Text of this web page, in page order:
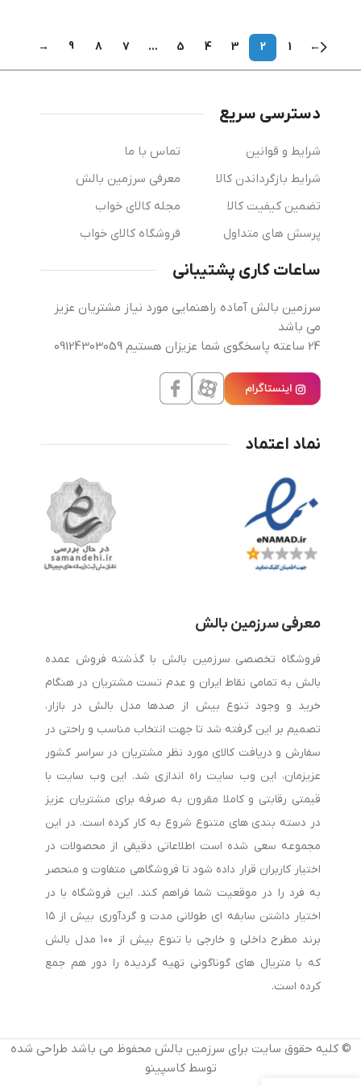
←
1
2
3
4
5
…
7
8
9
→
دسترسی سریع
شرایط و قوانین
شرایط بازگرداندن کالا
تضمین کیفیت کالا
پرسش های متداول
تماس با ما
معرفی سرزمین بالش
مجله کالای خواب
فروشگاه کالای خواب
ساعات کاری پشتیبانی
سرزمین بالش آماده راهنمایی مورد نیاز مشتریان عزیز
می باشد
24 ساعته پاسخگوی شما عزیزان هستیم 09124303059
نماد اعتماد
معرفی سرزمین بالش
فروشگاه تخصصی سرزمین بالش با گذشته فروش عمده
بالش به تمامی نقاط ایران و عدم تست مشتریان در هنگام
خرید و وجود تنوع بیش از صدها مدل بالش در بازار،
تصمیم بر این گرفته شد تا جهت انتخاب مناسب و راحتی در
سفارش و دریافت کالای مورد نظر مشتریان در سراسر کشور
عزیزمان، این وب سایت راه اندازی شد. این وب سایت با
قیمتی رقابتی و کاملا مقرون به صرفه برای مشتریان عزیز
در دسته بندی های متنوع شروع به کار کرده است. در این
مجموعه سعی شده است اطلاعاتی دقیقی از محصولات در
اختیار کاربران قرار داده شود تا فروشگاهی متفاوت و منحصر
به فرد را در موقعیت شما فراهم کند. این فروشگاه با در
اختیار داشتن سابقه ای طولانی مدت و گردآوری بیش از ۱۵
برند مطرح داخلی و خارجی با تنوع بیش از ۱۰۰ مدل بالش
که با متریال های گوناگونی تهیه گردیده را دور هم جمع
کرده است.
© کلیه حقوق سایت برای سرزمین بالش محفوظ می باشد طراحی شده
توسط کاسپینو